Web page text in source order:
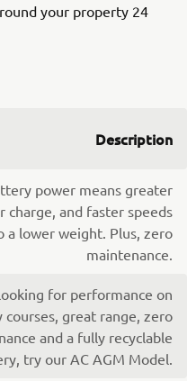
your property 24
Description
power means greater
charge, and faster speeds
a lower weight. Plus, zero
maintenance.
for performance on
courses, great range, zero
and a fully recyclable
try our AC AGM Model.